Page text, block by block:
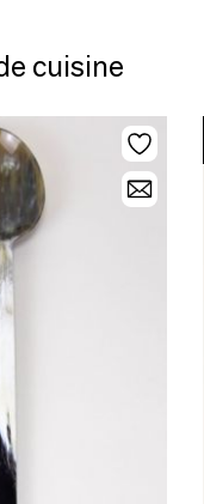
cuisine